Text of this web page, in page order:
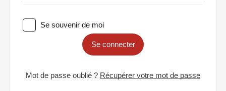
Se souvenir de moi
Se connecter
Mot de passe oublié ? Récupérer votre mot de passe